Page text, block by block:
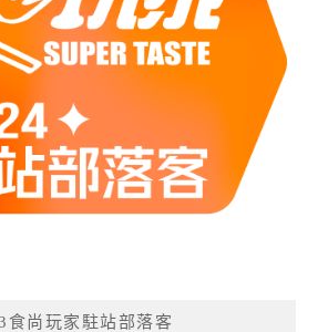
食尚玩家駐站部落客